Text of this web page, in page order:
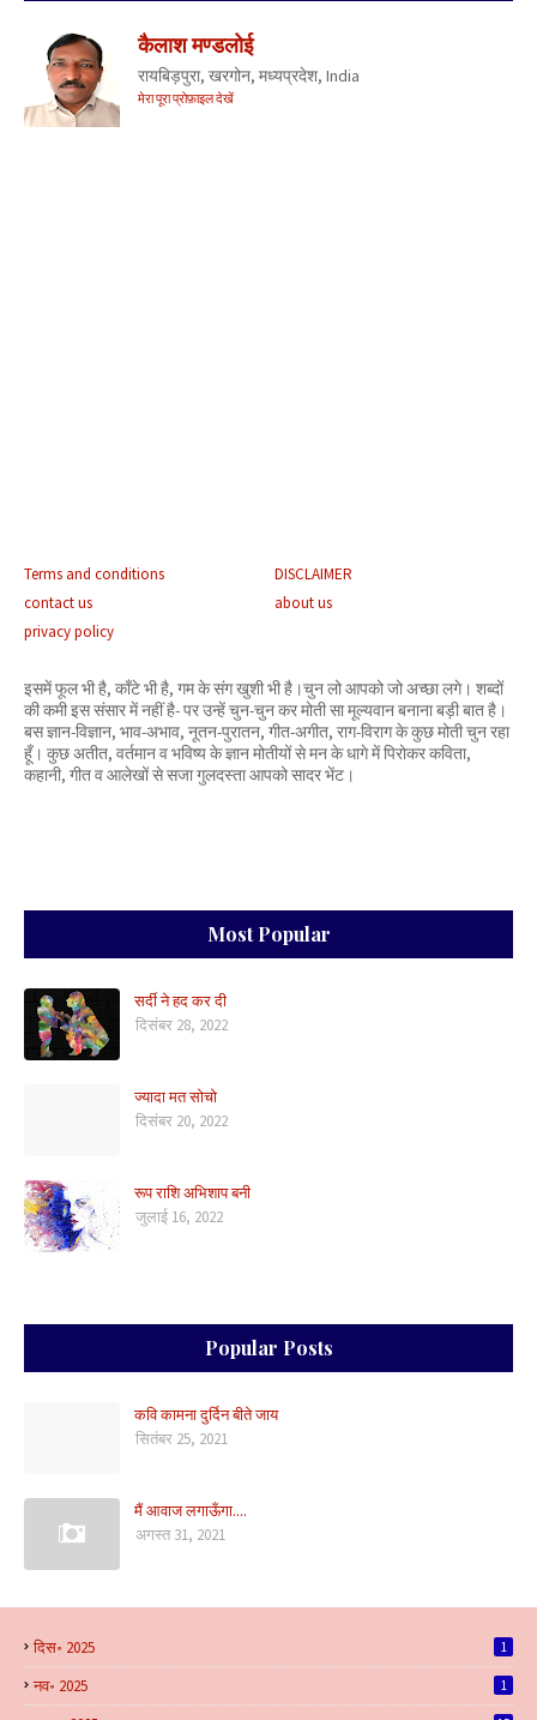
कैलाश मण्डलोई
रायबिड़पुरा, खरगोन, मध्यप्रदेश, India
मेरा पूरा प्रोफ़ाइल देखें
Terms and conditions
DISCLAIMER
contact us
about us
privacy policy
इसमें फूल भी है, काँटे भी है, गम के संग खुशी भी है।चुन लो आपको जो अच्छा लगे। शब्दों
की कमी इस संसार में नहीं है- पर उन्हें चुन-चुन कर मोती सा मूल्यवान बनाना बड़ी बात है।
बस ज्ञान-विज्ञान, भाव-अभाव, नूतन-पुरातन, गीत-अगीत, राग-विराग के कुछ मोती चुन रहा
हूँ। कुछ अतीत, वर्तमान व भविष्य के ज्ञान मोतीयों से मन के धागे में पिरोकर कविता,
कहानी, गीत व आलेखों से सजा गुलदस्ता आपको सादर भेंट।
Most Popular
सर्दी ने हद कर दी
दिसंबर 28, 2022
ज्यादा मत सोचो
दिसंबर 20, 2022
रूप राशि अभिशाप बनी
जुलाई 16, 2022
Popular Posts
कवि कामना दुर्दिन बीते जाय
सितंबर 25, 2021
मैं आवाज लगाऊँगा....
अगस्त 31, 2021
दिस॰ 2025 1
नव॰ 2025 1